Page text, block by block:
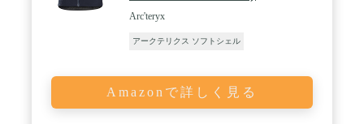
Arc'teryx
アークテリクス ソフトシェル
Amazonで詳しく見る